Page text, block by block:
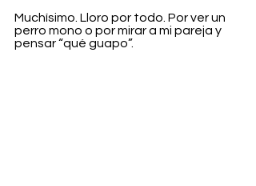
Muchísimo. Lloro por todo. Por ver un
perro mono o por mirar a mi pareja y
pensar “qué guapo”.